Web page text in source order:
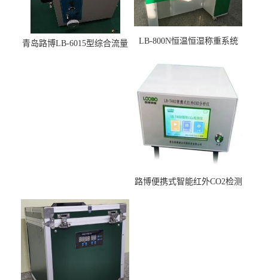
青岛路博LB-6015型综合流量
LB-800N恒温恒湿称重系统
路博便携式智能红外CO2检测